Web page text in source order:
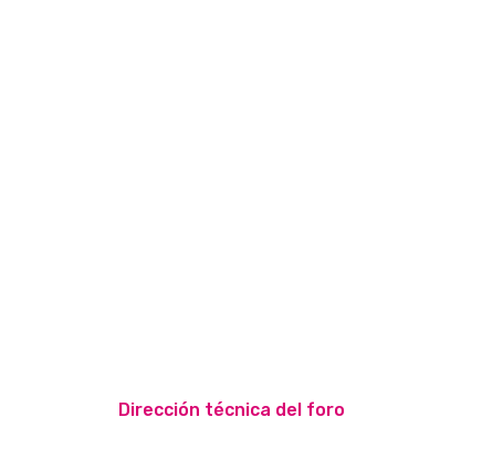
Dirección técnica del foro